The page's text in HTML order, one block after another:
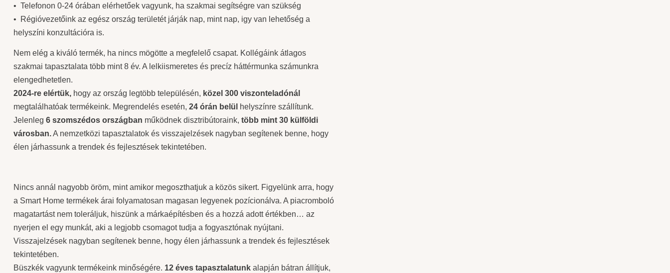
• Telefonon 0-24 órában elérhetőek vagyunk, ha szakmai segítségre van szükség
• Régióvezetőink az egész ország területét járják nap, mint nap, igy van lehetőség a
helyszíni konzultációra is.
Nem elég a kiváló termék, ha nincs mögötte a megfelelő csapat. Kollégáink átlagos
szakmai tapasztalata több mint 8 év. A lelkiismeretes és precíz háttérmunka számunkra
elengedhetetlen.
2024-re elértük, hogy az ország legtöbb településén, közel 300 viszonteladónál
megtalálhatóak termékeink. Megrendelés esetén, 24 órán belül
helyszínre szállítunk.
Jelenleg 6 szomszédos országban működnek disztribútoraink, több mint 30 külföldi
városban.A nemzetközi tapasztalatok és visszajelzések nagyban segítenek benne, hogy
élen járhassunk a trendek és fejlesztések tekintetében.
Nincs annál nagyobb öröm, mint amikor megoszthatjuk a közös sikert. Figyelünk arra, hogy
a Smart Home termékek árai folyamatosan magasan legyenek pozícionálva. A piacromboló
magatartást nem toleráljuk, hiszünk a márkaépítésben és a hozzá adott értékben… az
nyerjen el egy munkát, aki a legjobb csomagot tudja a fogyasztónak nyújtani.
Visszajelzések nagyban segítenek benne, hogy élen járhassunk a trendek és fejlesztések
tekintetében.
Büszkék vagyunk termékeink minőségére. 12 éves tapasztalatunk alapján bátran állítjuk,